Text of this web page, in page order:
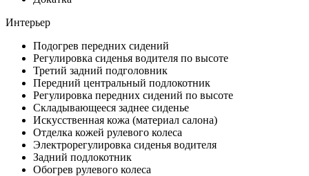
Интерьер
Подогрев передних сидений
Регулировка сиденья водителя по высоте
Третий задний подголовник
Передний центральный подлокотник
Регулировка передних сидений по высоте
Складывающееся заднее сиденье
Искусственная кожа (материал салона)
Отделка кожей рулевого колеса
Электрорегулировка сиденья водителя
Задний подлокотник
Обогрев рулевого колеса